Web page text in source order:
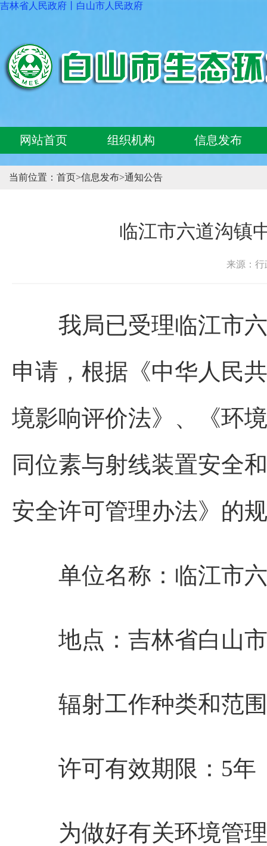
吉林省人民政府 白山市人民政府
网站首页 组织机构 信息发布
当前位置： 首页>信息发布>通知公告
临江市六道沟镇
来源：行
我局已受理临江市六
申请，根据《中华人民
境影响评价法》、《环
同位素与射线装置安全
安全许可管理办法》的
单位名称 ： 临江市
地点 ： 吉林省白山
辐射工作种类和范围
许可有效期限：5年
为做好有关环境管理